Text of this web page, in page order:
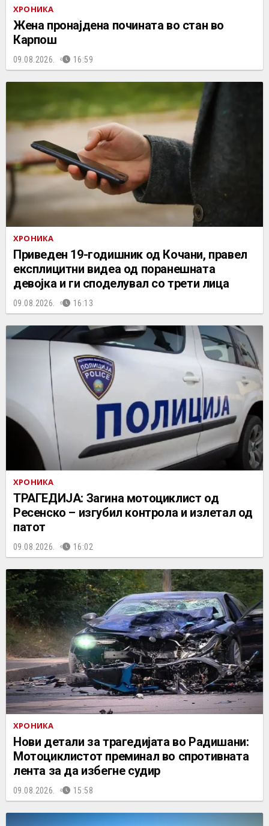
ХРОНИКА
Жена пронајдена почината во стан во
Карпош
09.08.2026. 16:59
ХРОНИКА
Приведен 19-годишник од Кочани, правел
експлицитни видеа од поранешната
девојка и ги споделувал со трети лица
09.08.2026. 16:13
ХРОНИКА
ТРАГЕДИЈА: Загина мотоциклист од
Ресенско – изгубил контрола и излетал од
патот
09.08.2026. 16:02
ХРОНИКА
Нови детали за трагедијата во Радишани:
Мотоциклистот преминал во спротивната
лента за да избегне судир
09.08.2026. 15:58